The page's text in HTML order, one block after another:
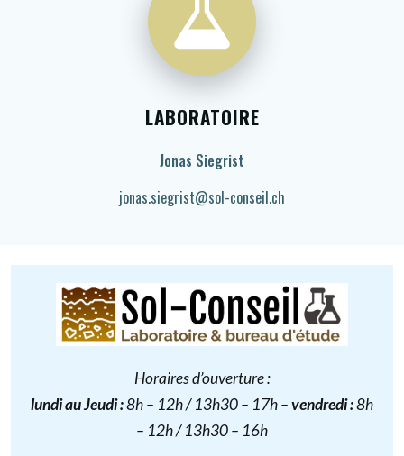
LABORATOIRE
Jonas Siegrist
jonas.siegrist@sol-conseil.ch
Horaires d’ouverture :
lundi au Jeudi:8h – 12h / 13h30 – 17h –vendredi :8h
– 12h / 13h30 – 16h